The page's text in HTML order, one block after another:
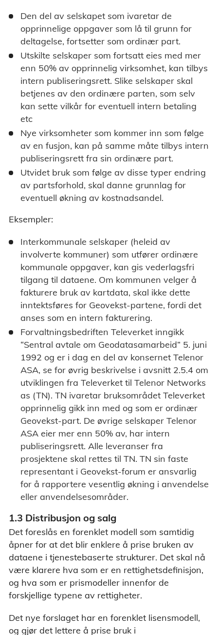
Den del av selskapet som ivaretar de
opprinnelige oppgaver som lå til grunn for
deltagelse, fortsetter som ordinær part.
Utskilte selskaper som fortsatt eies med mer
enn 50% av opprinnelig virksomhet, kan tilbys
intern publiseringsrett. Slike selskaper skal
betjenes av den ordinære parten, som selv
kan sette vilkår for eventuell intern betaling
etc
Nye virksomheter som kommer inn som følge
av en fusjon, kan på samme måte tilbys intern
publiseringsrett fra sin ordinære part.
Utvidet bruk som følge av disse typer endring
av partsforhold, skal danne grunnlag for
eventuell økning av kostnadsandel.
Eksempler:
Interkommunale selskaper (heleid av
involverte kommuner) som utfører ordinære
kommunale oppgaver, kan gis vederlagsfri
tilgang til dataene. Om kommunen velger å
fakturere bruk av kartdata, skal ikke dette
inntektsføres for Geovekst-partene, fordi det
anses som en intern fakturering.
Forvaltningsbedriften Televerket inngikk
“Sentral avtale om Geodatasamarbeid” 5. juni
1992 og er i dag en del av konsernet Telenor
ASA, se for øvrig beskrivelse i avsnitt 2.5.4 om
utviklingen fra Televerket til Telenor Networks
as (TN). TN ivaretar bruksområdet Televerket
opprinnelig gikk inn med og som er ordinær
Geovekst-part. De øvrige selskaper Telenor
ASA eier mer enn 50% av, har intern
publiseringsrett. Alle leveranser fra
prosjektene skal rettes til TN. TN sin faste
representant i Geovekst-forum er ansvarlig
for å rapportere vesentlig økning i anvendelse
eller anvendelsesområder.
1.3 Distribusjon og salg
Det foreslås en forenklet modell som samtidig
åpner for at det blir enklere å prise bruken av
dataene i tjenestebaserte strukturer. Det skal nå
være klarere hva som er en rettighetsdefinisjon,
og hva som er prismodeller innenfor de
forskjellige typene av rettigheter.
Det nye forslaget har en forenklet lisensmodell,
og gjør det lettere å prise bruk i